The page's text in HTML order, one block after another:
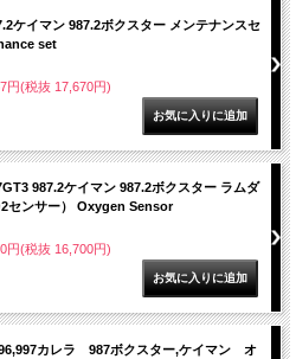
ケイマン 987.2ボクスター メンテナンスセ
set
円(税抜 17,670円)
987.2ケイマン 987.2ボクスター ラムダ
センサー） Oxygen Sensor
円(税抜 16,700円)
カレラ 987ボクスター,ケイマン オ